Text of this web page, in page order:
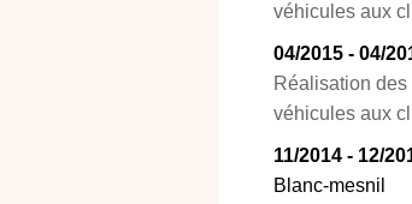
véhicules aux
04/2015 - 04/
Réalisation
véhicules aux
11/2014 - 12/
Blanc-mesnil